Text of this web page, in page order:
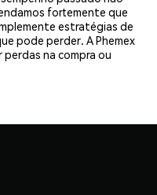
fortemente que
estratégias de
pode perder. A Phemex
na compra ou